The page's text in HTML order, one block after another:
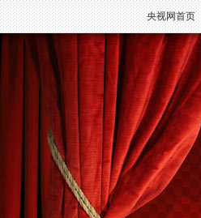
央视网首页